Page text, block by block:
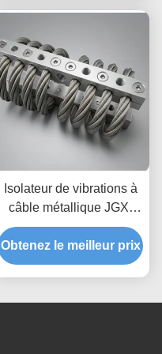
Isolateur de vibrations à
câble métallique JGX-
1598D-515B offrant une
capacité de charge
évolutive et une isolation
Obtenez le meilleur prix